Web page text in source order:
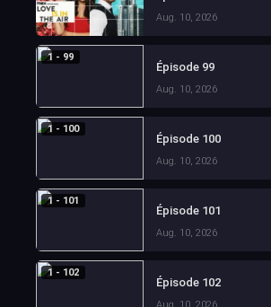
Aug. 10, 2026
1 - 99
Épisode 99
Aug. 10, 2026
1 - 100
Épisode 100
Aug. 10, 2026
1 - 101
Épisode 101
Aug. 10, 2026
1 - 102
Épisode 102